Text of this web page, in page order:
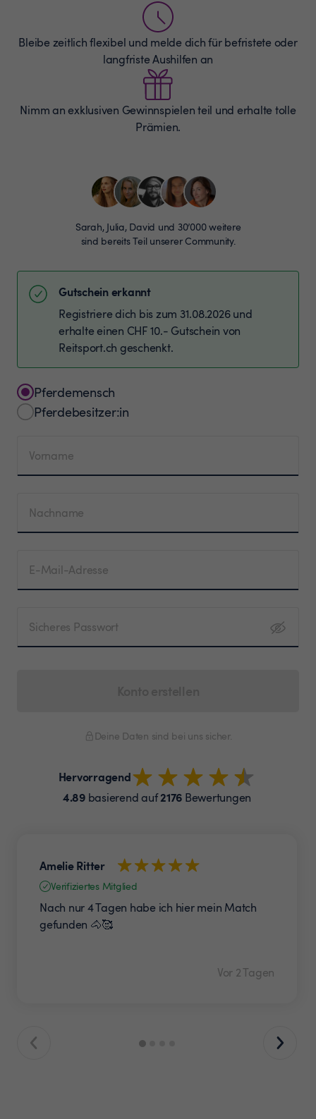
Bleibe zeitlich flexibel und melde dich für befristete oder
langfriste Aushilfen an
Nimm an exklusiven Gewinnspielen teil und erhalte tolle
Prämien.
Sarah, Julia, David und 30’000 weitere
sind bereits Teil unserer Community.
Gutschein erkannt
Registriere dich bis zum 31.08.2026 und
erhalte einen CHF 10.- Gutschein von
Reitsport.ch geschenkt.
Pferdemensch
Pferdebesitzer:in
Vorname
Nachname
E-Mail-Adresse
Sicheres Passwort
Deine Daten sind bei uns sicher.
Hervorragend
4.89basierend auf2176 Bewertungen
Amelie Ritter
Verifiziertes Mitglied
Nach nur 4 Tagen habe ich hier mein Match
gefunden 🐴🥰
Vor 2 Tagen